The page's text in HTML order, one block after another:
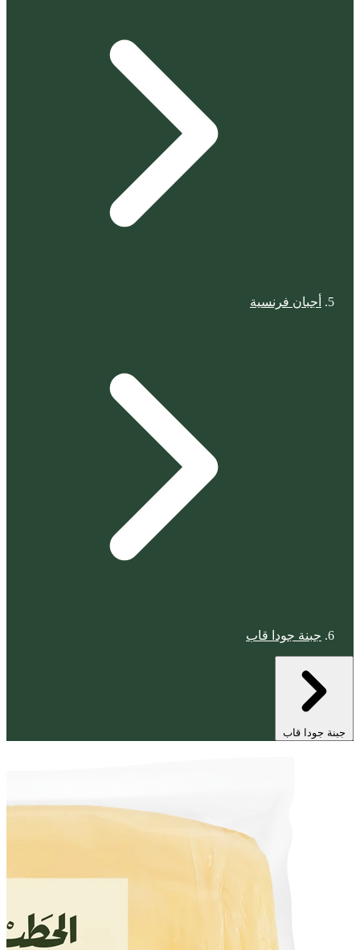
أجبان فرنسية
جبنة جودا قاب
جبنة جودا قاب